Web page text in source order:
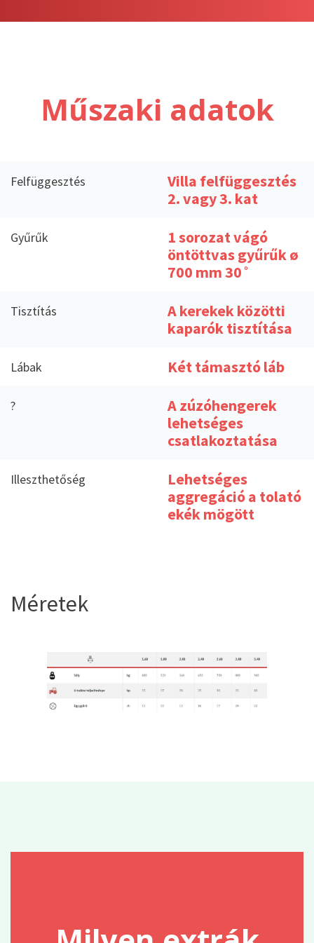
Műszaki adatok
Felfüggesztés
Villa felfüggesztés
2. vagy 3. kat
Gyűrűk
1 sorozat vágó
öntöttvas gyűrűk ø
700 mm 30 ̊
Tisztítás
A kerekek közötti
kaparók tisztítása
Lábak Két támasztó láb
?
A zúzóhengerek
lehetséges
csatlakoztatása
Illeszthetőség
Lehetséges
aggregáció a tolató
ekék mögött
Méretek